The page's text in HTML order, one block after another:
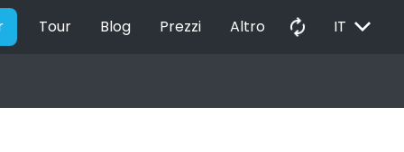
Tour Blog Prezzi Altro autorenew IT EXPAND_MORE